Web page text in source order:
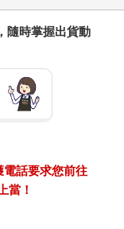
隨時掌握出貨動
話要求您前往
當！